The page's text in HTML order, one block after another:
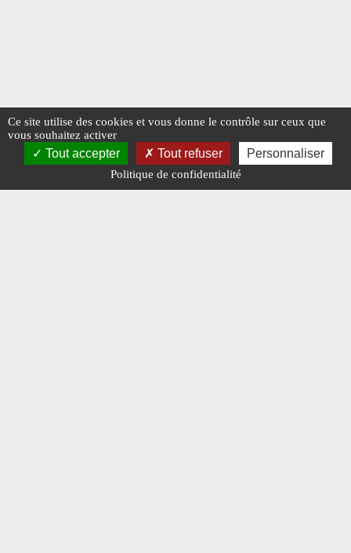
Ce site utilise des cookies et vous donne le contrôle sur ceux que
vous souhaitez activer
Tout accepter Tout refuser Personnaliser
Politique de confidentialité